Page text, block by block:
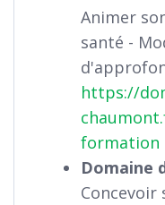
Animer
santé -
https://
formation
Domaine
Concevoir